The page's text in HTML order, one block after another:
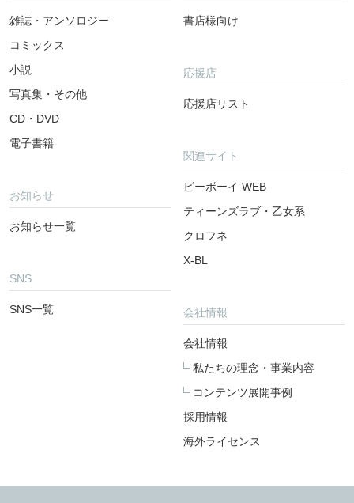
雑誌・アンソロジー
コミックス
小説
写真集・その他
CD・DVD
電子書籍
お知らせ
お知らせ一覧
SNS
SNS一覧
書店様向け
応援店
応援店リスト
関連サイト
ビーボーイ WEB
ティーンズラブ・乙女系
クロフネ
X-BL
会社情報
会社情報
私たちの理念・事業内容
コンテンツ展開事例
採用情報
海外ライセンス